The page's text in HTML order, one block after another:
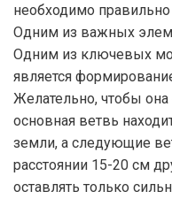
необходимо
Одним из важных
Одним из ключевых
является
Желательно, чтобы
основная ветвь
земли, а следующие
расстоянии 15-20 см
оставлять только